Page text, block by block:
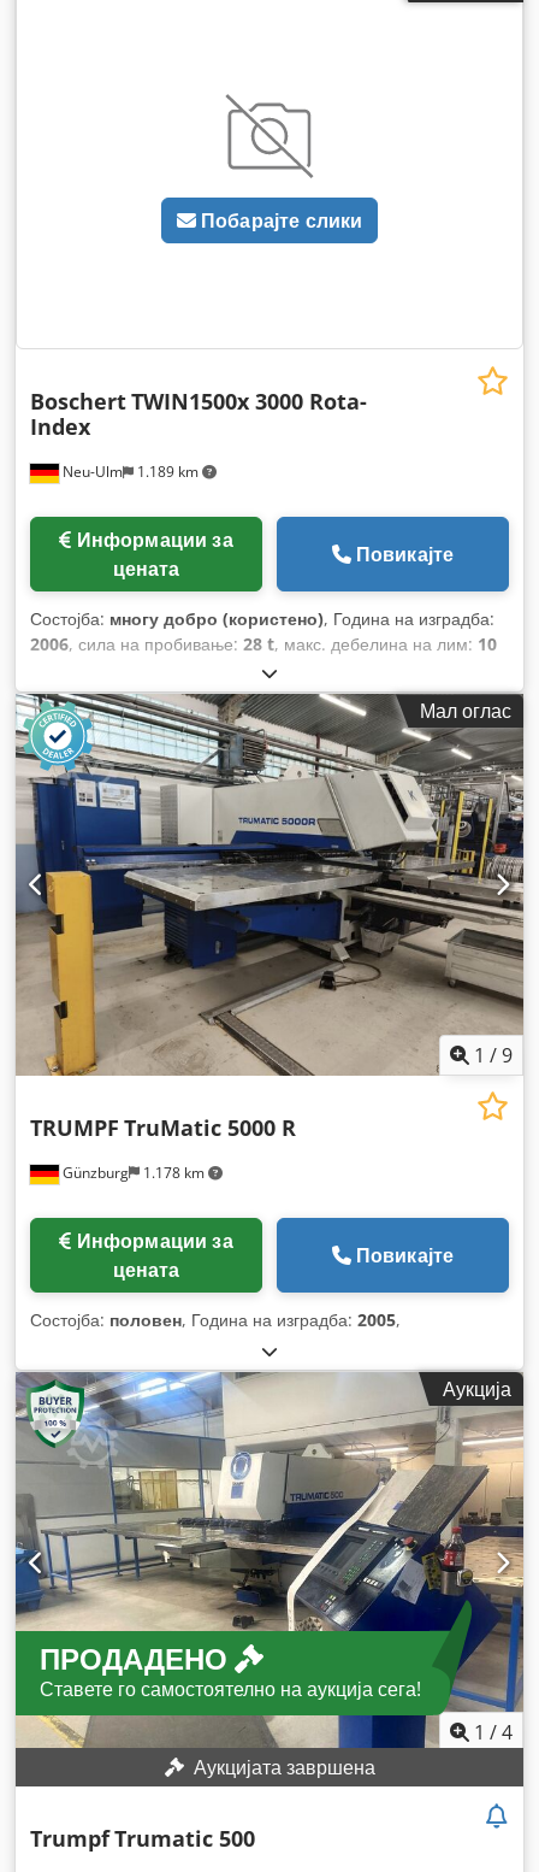
Побарајте слики
Neu-Ulm 1.189 km
BoschertTWIN1500x 3000 Rota-
Index
цената
Повикајте
Состојба: многу добро (користено), Година на изградба:
2006, сила на пробивање: 28 t, макс. дебелина на лим: 10
, максимална дебелина на челичен лим:
дијаметар на удирање:105 мм, длабочина на грлото:1.500
мм, Мал оглас
1 /9
Günzburg 1.178 km
TRUMPF TruMatic 5000 R
цената
Повикајте
Состојба: половен, Година на изградба: 2005,
Аукција
ПРОДАДЕНО
Ставете го самостоятелно на аукција сега!
1 /4
Аукцијата завршена
TrumpfTrumatic 500